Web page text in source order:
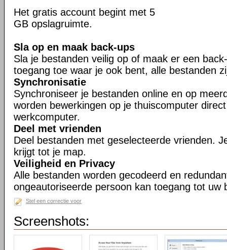
Het gratis account begint met 5
GB opslagruimte.
Sla op en maak back-ups
Sla je bestanden veilig op of maak er een
toegang toe waar je ook bent, alle bestanden
Synchronisatie
Synchroniseer je bestanden online en op
worden bewerkingen op je thuiscomputer
werkcomputer.
Deel met vrienden
Deel bestanden met geselecteerde vrienden.
krijgt tot je map.
Veiligheid en Privacy
Alle bestanden worden gecodeerd en
ongeautoriseerde persoon kan toegang tot uw
Stel een correctie voor
Screenshots: